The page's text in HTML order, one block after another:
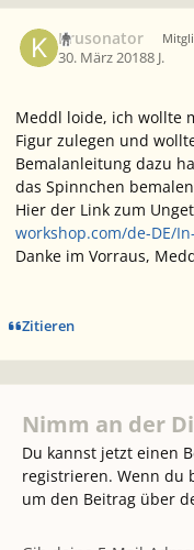
Krusonator
30. März 20188 J.
Meddl loide, ich wollte
Figur zulegen und
Bemalanleitung dazu
das Spinnchen
Hier der Link zum
workshop.com/de-DE/
Danke im Vorraus,
Zitieren
Nimm an der
Du kannst jetzt einen
registrieren. Wenn du
um den Beitrag über